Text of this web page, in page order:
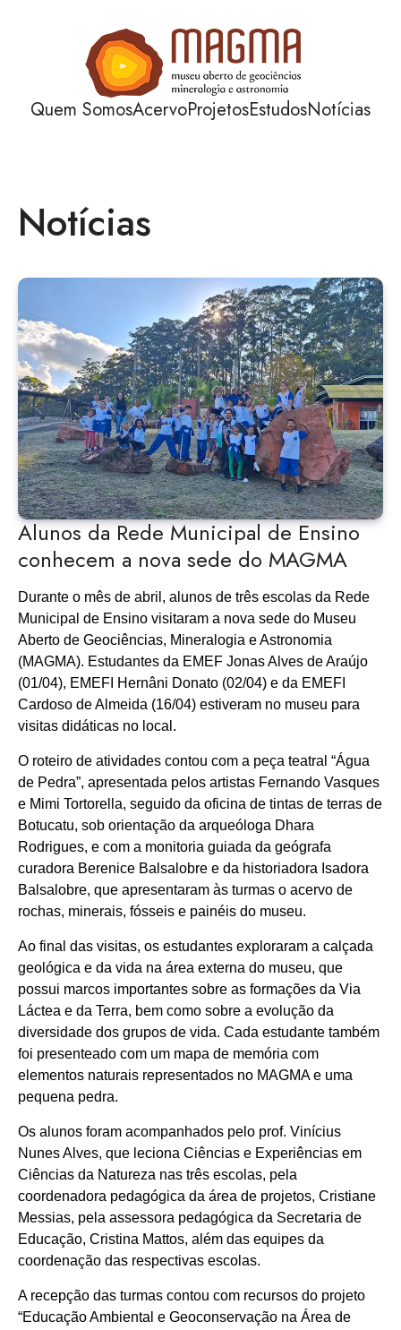
Quem SomosAcervoProjetosEstudosNotícias
Notícias
Alunos da Rede Municipal de Ensino
conhecem a nova sede do MAGMA
Durante o mês de abril, alunos de três escolas da Rede
Municipal de Ensino visitaram a nova sede do Museu
Aberto de Geociências, Mineralogia e Astronomia
(MAGMA). Estudantes da EMEF Jonas Alves de Araújo
(01/04), EMEFI Hernâni Donato (02/04) e da EMEFI
Cardoso de Almeida (16/04) estiveram no museu para
visitas didáticas no local.
O roteiro de atividades contou com a peça teatral “Água
de Pedra”, apresentada pelos artistas Fernando Vasques
e Mimi Tortorella, seguido da oficina de tintas de terras de
Botucatu, sob orientação da arqueóloga Dhara
Rodrigues, e com a monitoria guiada da geógrafa
curadora Berenice Balsalobre e da historiadora Isadora
Balsalobre, que apresentaram às turmas o acervo de
rochas, minerais, fósseis e painéis do museu.
Ao final das visitas, os estudantes exploraram a calçada
geológica e da vida na área externa do museu, que
possui marcos importantes sobre as formações da Via
Láctea e da Terra, bem como sobre a evolução da
diversidade dos grupos de vida. Cada estudante também
foi presenteado com um mapa de memória com
elementos naturais representados no MAGMA e uma
pequena pedra.
Os alunos foram acompanhados pelo prof. Vinícius
Nunes Alves, que leciona Ciências e Experiências em
Ciências da Natureza nas três escolas, pela
coordenadora pedagógica da área de projetos, Cristiane
Messias, pela assessora pedagógica da Secretaria de
Educação, Cristina Mattos, além das equipes da
coordenação das respectivas escolas.
A recepção das turmas contou com recursos do projeto
“Educação Ambiental e Geoconservação na Área de